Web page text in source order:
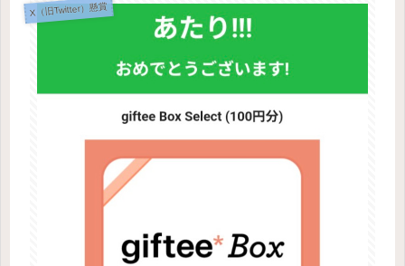
X（旧Twitter）懸賞